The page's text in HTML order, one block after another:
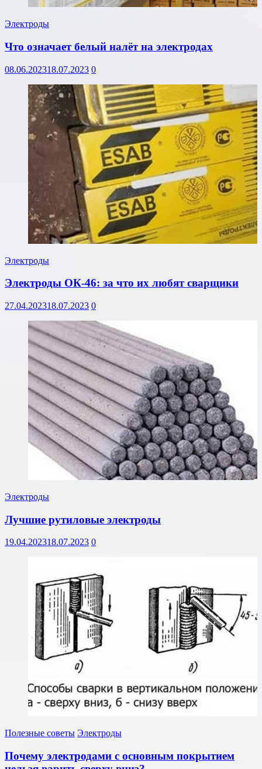
Электроды
Что означает белый налёт на электродах
08.06.202318.07.2023 0
Электроды
Электроды ОК-46: за что их любят сварщики
27.04.202318.07.2023 0
Электроды
Лучшие рутиловые электроды
19.04.202318.07.2023 0
Полезные советы Электроды
Почему электродами с основным покрытием